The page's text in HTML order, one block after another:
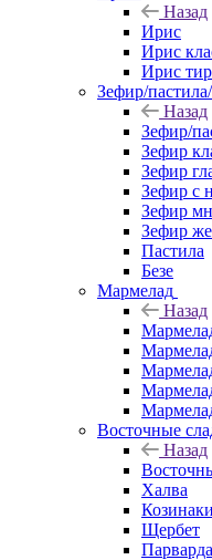
Назад
Ирис
Ирис
Ирис
Зефир/
Назад
Зефир/
Зефир
Зефир
Зефир с
Зефир
Зефир
Пастила
Безе
Мармелад
Назад
Восточные
Назад
Халва
Козинаки
Щербет
Парварда